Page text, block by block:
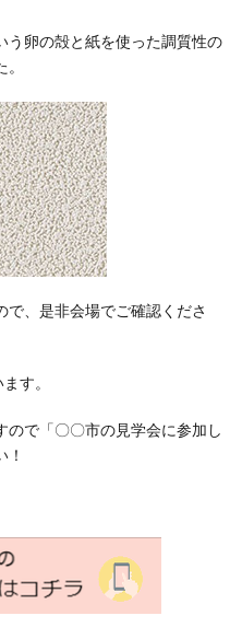
う卵の殻と紙を使った調質性の
、是非会場でご確認くださ
す。
ので「〇〇市の見学会に参加し